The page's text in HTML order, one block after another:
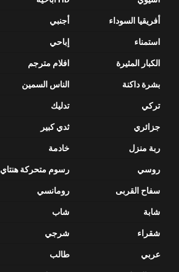
أجنبي أفريقيا السوداء
إباحي استمناء
افلام مترجم الكبار المثيرة
الناس السمين بشرة داكنة
تدليك تركي
ثدي كبير جزائري
خادمة ربة منزل
رسوم متحركة هنتاي روسي
رومانسي سفاح القربى
شاب شابة
شرجي شقراء
طالب عربي